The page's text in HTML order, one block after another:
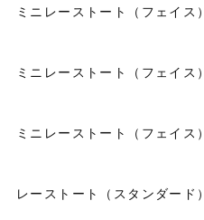
ミニレーストート（フェイス
ミニレーストート（フェイス
ミニレーストート（フェイス
レーストート（スタンダード